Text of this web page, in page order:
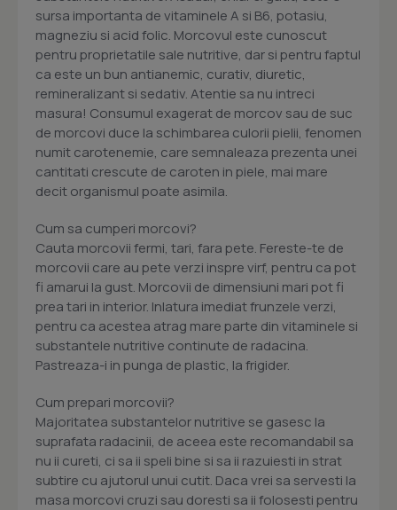
sursa importanta de vitaminele A si B6, potasiu,
magneziu si acid folic. Morcovul este cunoscut
pentru proprietatile sale nutritive, dar si pentru faptul
ca este un bun antianemic, curativ, diuretic,
remineralizant si sedativ. Atentie sa nu intreci
masura! Consumul exagerat de morcov sau de suc
de morcovi duce la schimbarea culorii pielii, fenomen
numit carotenemie, care semnaleaza prezenta unei
cantitati crescute de caroten in piele, mai mare
decit organismul poate asimila.
Cum sa cumperi morcovi?
Cauta morcovii fermi, tari, fara pete. Fereste-te de
morcovii care au pete verzi inspre virf, pentru ca pot
fi amarui la gust. Morcovii de dimensiuni mari pot fi
prea tari in interior. Inlatura imediat frunzele verzi,
pentru ca acestea atrag mare parte din vitaminele si
substantele nutritive continute de radacina.
Pastreaza-i in punga de plastic, la frigider.
Cum prepari morcovii?
Majoritatea substantelor nutritive se gasesc la
suprafata radacinii, de aceea este recomandabil sa
nu ii cureti, ci sa ii speli bine si sa ii razuiesti in strat
subtire cu ajutorul unui cutit. Daca vrei sa servesti la
masa morcovi cruzi sau doresti sa ii folosesti pentru